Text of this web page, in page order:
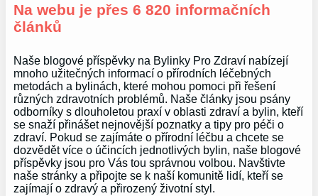
Na webu je přes 6 820 informačních
článků
Naše blogové příspěvky na Bylinky Pro Zdraví nabízejí
mnoho užitečných informací o přírodních léčebných
metodách a bylinách, které mohou pomoci při řešení
různých zdravotních problémů. Naše články jsou psány
odborníky s dlouholetou praxí v oblasti zdraví a bylin, kteří
se snaží přinášet nejnovější poznatky a tipy pro péči o
zdraví. Pokud se zajímáte o přírodní léčbu a chcete se
dozvědět více o účincích jednotlivých bylin, naše blogové
příspěvky jsou pro Vás tou správnou volbou. Navštivte
naše stránky a připojte se k naší komunitě lidí, kteří se
zajímají o zdravý a přirozený životní styl.